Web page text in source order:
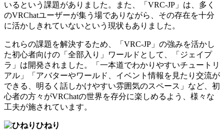
いるという課題がありました。また、「VRC-JP」は、多く
のVRChatユーザーが集う場でありながら、その存在を十分
に活かしきれていないという現状もありました。
これらの課題を解決するため、「VRC-JP」の強みを活かし
た初心者向けの「全部入り」ワールドとして、「ジェイプ
ラ」は開発されました。「一本道でわかりやすいチュートリ
アル」「アバターやワールド、イベント情報を見たり交流が
できる、明るく話しかけやすい雰囲気のスペース」など、初
心者の方々がVRChatの世界を存分に楽しめるよう、様々な
工夫が施されています。
ひねり